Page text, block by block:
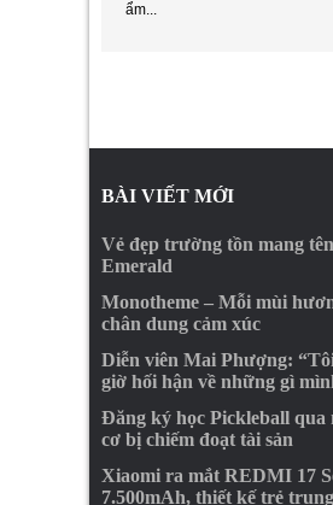
ẩm...
BÀI VIẾT MỚI
Vẻ đẹp trường tồn mang
Emerald
Monotheme – Mỗi mùi
chân dung cảm xúc
Diễn viên Mai Phượng:
giờ hối hận về những gì
Đăng ký học Pickleball qua
cơ bị chiếm đoạt tài sản
Xiaomi ra mắt REDMI 17
7.500mAh, thiết kế trẻ